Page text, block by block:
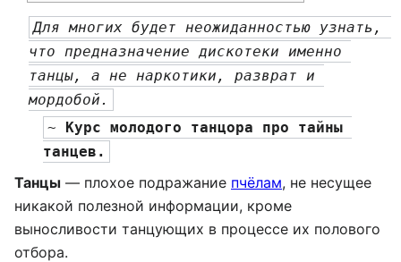
Для многих будет неожиданностью узнать,
что предназначение дискотеки именно
танцы, а не наркотики, разврат и
мордобой.
~ Курс молодого танцора про тайны
танцев.
Танцы — плохое подражание пчёлам, не несущее
никакой полезной информации, кроме
выносливости танцующих в процессе их полового
отбора.